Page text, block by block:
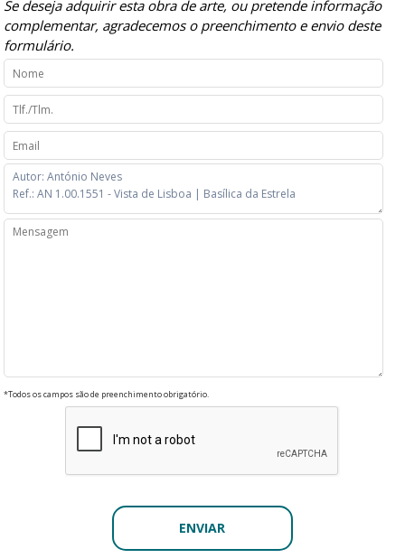
Se deseja adquirir esta obra de arte, ou pretende informação
complementar, agradecemos o preenchimento e envio deste
formulário.
*Todos os campos são de preenchimento obrigatório.